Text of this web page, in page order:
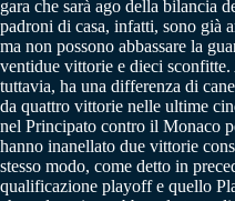
gara che sarà ago della bilancia
padroni di casa, infatti, sono già
ma non possono abbassare la
ventidue vittorie e dieci
tuttavia, ha una differenza di
da quattro vittorie nelle ultime
nel Principato contro il Monaco
hanno inanellato due vittorie
stesso modo, come detto in
qualificazione playoff e quello